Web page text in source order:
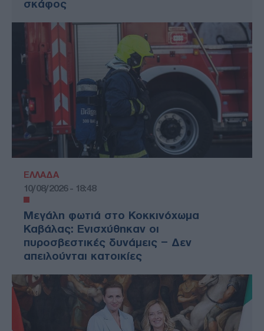
σκάφος
ΕΛΛΑΔΑ
10/08/2026 - 18:48
Μεγάλη φωτιά στο Κοκκινόχωμα
Καβάλας: Ενισχύθηκαν οι
πυροσβεστικές δυνάμεις – Δεν
απειλούνται κατοικίες